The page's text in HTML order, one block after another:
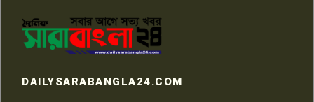
৭
কেটে ঘরে ঢুকে স্কুল শিক্ষিকাকে হত্যা
টয়লেটের ট্যাংকি থেকে লাশ উদ্ধার
রাজশাহীতে সন্ত্রাসী হামলায় গুরুতর
DAILYSARABANGLA24.COM